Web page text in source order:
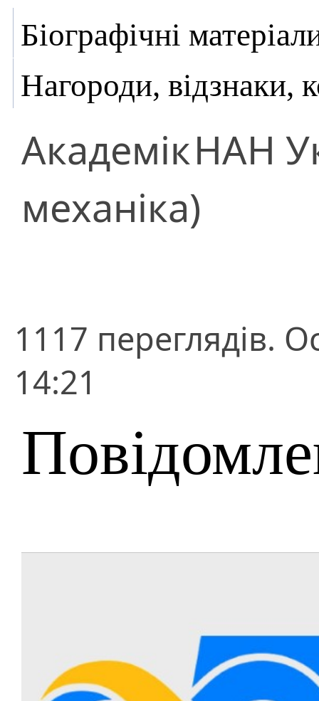
Біографічні
Нагороди, відзнаки,
АкадемікНАН
механіка)
1117 переглядів.
14:21